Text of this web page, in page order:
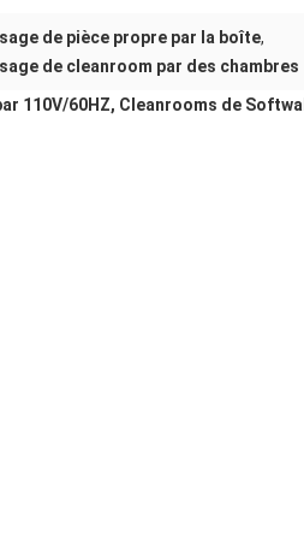
de pièce propre par la boîte,
de cleanroom par des chambres
110V/60HZ, Cleanrooms de Softwall